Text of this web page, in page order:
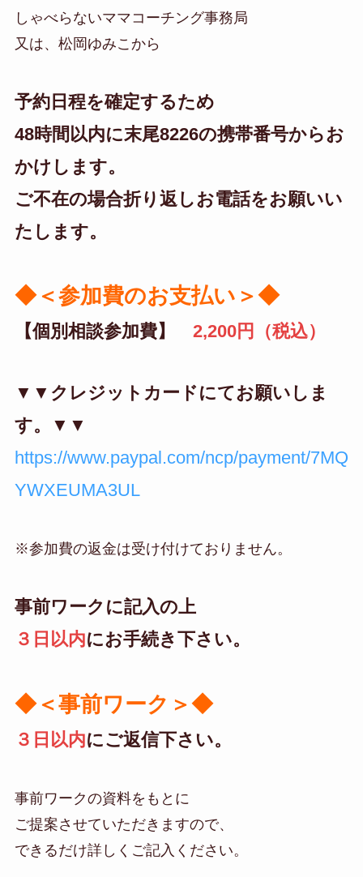
しゃべらないママコーチング事務局
又は、松岡ゆみこから
予約日程を確定するため
48時間以内に末尾8226の携帯番号からお
かけします。
ご不在の場合折り返しお電話をお願いい
たします。
◆＜参加費のお支払い ＞◆
【個別相談参加費】 2,200円（税込）
▼▼クレジットカードにてお願いしま
す。▼▼
https://www.paypal.com/ncp/payment/7MQ
YWXEUMA3UL
※参加費の返金は受け付けておりません。
事前ワークに記入の上
３日以内にお手続き下さい。
◆＜事前ワーク＞◆
３日以内にご返信下さい。
事前ワークの資料をもとに
ご提案させていただきますので、
できるだけ詳しくご記入ください。